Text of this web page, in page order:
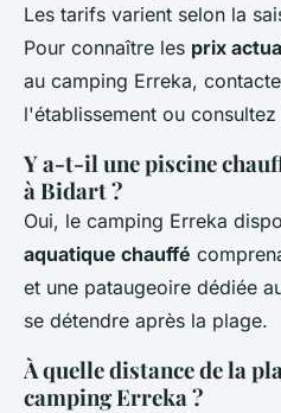
Les tarifs varient selon la
Pour connaître les prix
au camping Erreka,
l'établissement ou
Y a-t-il une piscine
à Bidart ?
Oui, le camping Erreka
aquatique chauffé
et une pataugeoire dédiée
se détendre après la plage.
À quelle distance de la
camping Erreka ?